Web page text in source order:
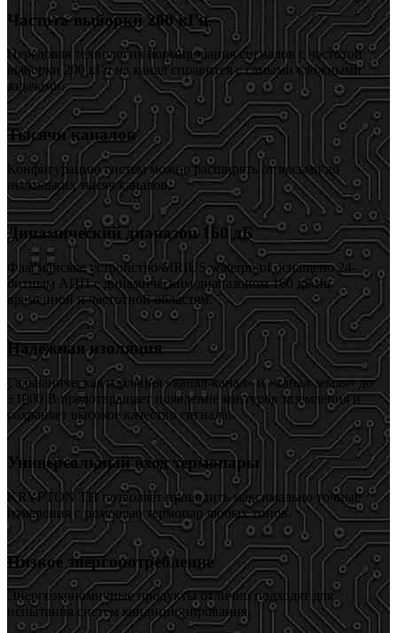
Частота выборки 200 кГц
Передовая технология нормирования сигналов с частотой
выборки 200 кГц на канал справится с самыми сложными
задачами.
Тысячи каналов
Конфигурацию систем можно расширять от восьми до
нескольких тысяч каналов.
Динамический диапазон 160 дБ
Флагманское устройство SIRIUS waterproof оснащено 24-
битным АЦП с динамическим диапазоном 160 дБ по
временной и частотной областям.
Надежная изоляция
Гальваническая изоляция «канал-канал» и «канал-земля» до
±1000 В предотвращает появление контуров заземления и
сохраняет высокое качество сигнала.
Универсальный вход термопары
KRYPTON TH позволяет проводить максимально точные
измерения с помощью термопар любых типов.
Низкое энергопотребление
Энергоэкономичные продукты отлично подходят для
испытания систем кондиционирования.